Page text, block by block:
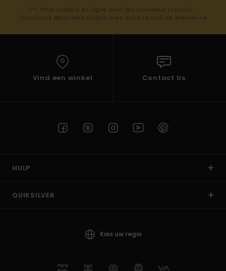
(*) Offre valable en ligne pour les nouveaux inscrits -
Conditions détaillées disponibles dans l'email de bienvenue
Vind een winkel Contact Us
HULP
QUIKSILVER
Kies uw regio